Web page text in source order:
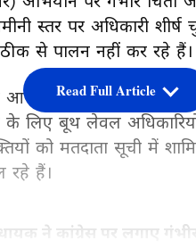
स्तर पर अधिकारी शीर्ष
ठीक से पालन नहीं कर रहे हैं।
लगाया है कि कांग्रेस
के लिए बूथ लेवल
को मतदाता सूची में
रहे हैं।
ने कांग्रेस पर लगाए
Read Full Article